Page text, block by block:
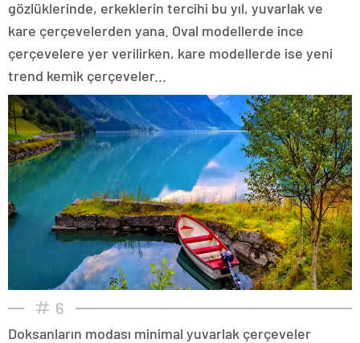
gözlüklerinde, erkeklerin tercihi bu yıl, yuvarlak ve
kare çerçevelerden yana. Oval modellerde ince
çerçevelere yer verilirken, kare modellerde ise yeni
trend kemik çerçeveler...
6
Doksanların modası minimal yuvarlak çerçeveler